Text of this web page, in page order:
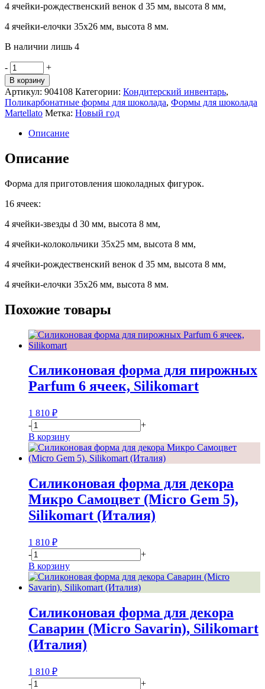
4 ячейки-рождественский венок d 35 мм, высота 8 мм,
4 ячейки-елочки 35х26 мм, высота 8 мм.
В наличии лишь 4
Количество
товара
Пластиковая
форма
"Новогодний
микс",
Martellato
(Италия)
- +
В корзину
Артикул: 904108 Категории: Кондитерский инвентарь,
Поликарбонатные формы для шоколада, Формы для шоколада
Martellato Метка: Новый год
Описание
Описание
Форма для приготовления шоколадных фигурок.
16 ячеек:
4 ячейки-звезды d 30 мм, высота 8 мм,
4 ячейки-колокольчики 35х25 мм, высота 8 мм,
4 ячейки-рождественский венок d 35 мм, высота 8 мм,
4 ячейки-елочки 35х26 мм, высота 8 мм.
Похожие товары
Силиконовая форма для пирожных
Parfum 6 ячеек, Silikomart
1 810 ₽
-
+
В корзину
Силиконовая форма для декора
Микро Самоцвет (Micro Gem 5),
Silikomart (Италия)
1 810 ₽
-
+
В корзину
Силиконовая форма для декора
Саварин (Micro Savarin), Silikomart
(Италия)
1 810 ₽
-
+